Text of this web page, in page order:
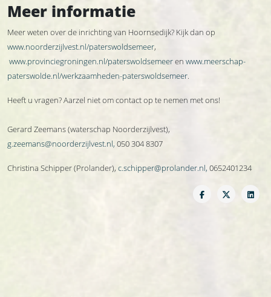
Meer informatie
Meer weten over de inrichting van Hoornsedijk? Kijk dan op
www.noorderzijlvest.nl/paterswoldsemeer,
www.provinciegroningen.nl/paterswoldsemeeren www.meerschap-
paterswolde.nl/werkzaamheden-paterswoldsemeer.
Heeft u vragen? Aarzel niet om contact op te nemen met ons!
Gerard Zeemans (waterschap Noorderzijlvest),
g.zeemans@noorderzijlvest.nl, 050 304 8307
Christina Schipper (Prolander), c.schipper@prolander.nl, 0652401234